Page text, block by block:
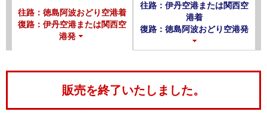
往路：徳島阿波おどり空港着
復路：伊丹空港または関西空
港発
往路：伊丹空港または関西空
港着
復路：徳島阿波おどり空港発
販売を終了いたしました。